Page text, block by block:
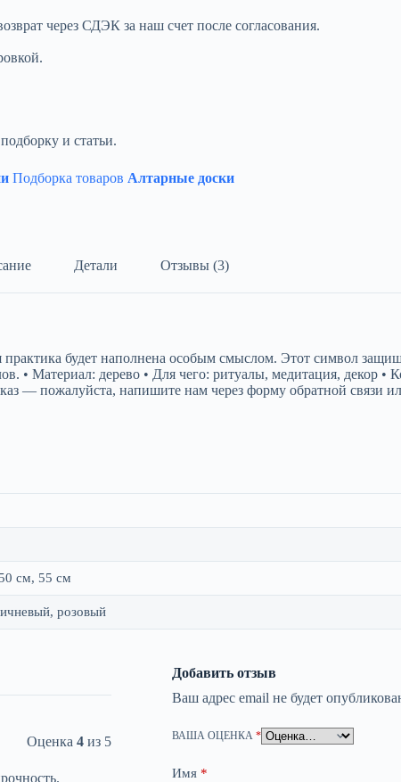
через СДЭК за наш счет после согласования.
и статьи.
Подборка товаров Алтарные доски
Детали Отзывы (3)
будет наполнена особым смыслом. Этот символ
• Материал: дерево • Для чего: ритуалы, медитация, декор
— пожалуйста, напишите нам через форму обратной связи
см, 55 см
розовый
Оценка4 из 5
Добавить отзыв
Ваш адрес email не будет
ВАША ОЦЕНКА *
Имя*